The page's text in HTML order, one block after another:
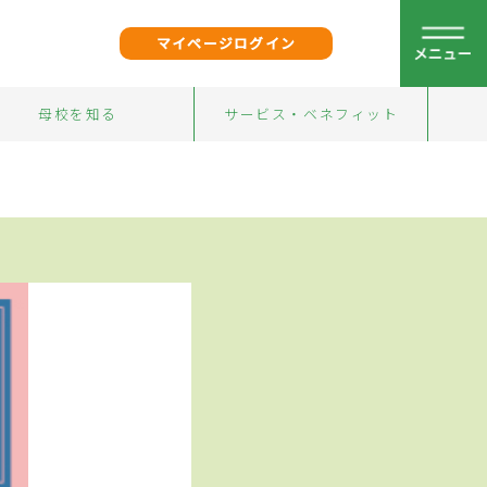
母校を知る サービス・ベネフィット
マイページログイン